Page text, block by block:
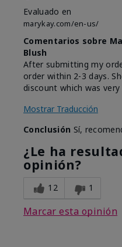
Evaluado en
marykay.com/en-us/
Comentarios sobre
Blush
After submitting my
order within 2-3 days.
discount which was
Mostrar Traducción
Conclusión Sí,
¿Le ha
opinión?
12 1
Marcar esta opinión